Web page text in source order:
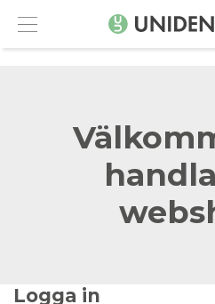
Menu
KONTAKT
Logga in